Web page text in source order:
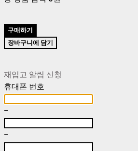
구매하기
장바구니에 담기
재입고 알림 신청
휴대폰 번호
-
-